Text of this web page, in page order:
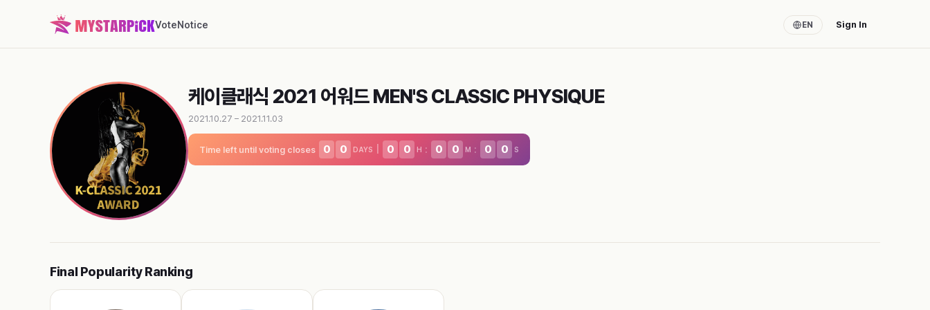
VoteNotice EN Sign In
케이클래식 2021 어워드 MEN'S CLASSIC PHYSIQUE
2021.10.27 – 2021.11.03
Time left until voting closes 0 0 DAYS 0 0 H : 0 0 M : 0 0 S
Final Popularity Ranking